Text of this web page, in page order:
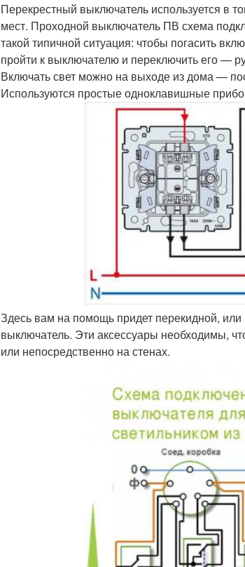
Перекрестный выключатель используется в
мест. Проходной выключатель ПВ схема
такой типичной ситуация: чтобы погасить
пройти к выключателю и переключить его —
Включать свет можно на выходе из дома —
Используются простые одноклавишные
Здесь вам на помощь придет перекидной,
выключатель. Эти аксессуары необходимы,
или непосредственно на стенах.